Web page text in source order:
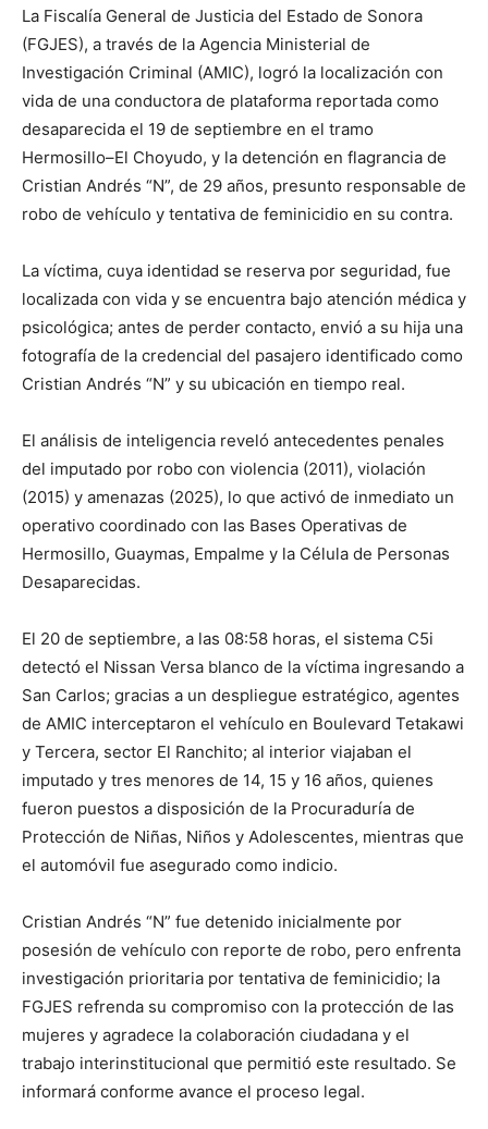
La Fiscalía General de Justicia del Estado de Sonora
(FGJES), a través de la Agencia Ministerial de
Investigación Criminal (AMIC), logró la localización con
vida de una conductora de plataforma reportada como
desaparecida el 19 de septiembre en el tramo
Hermosillo–El Choyudo, y la detención en flagrancia de
Cristian Andrés “N”, de 29 años, presunto responsable de
robo de vehículo y tentativa de feminicidio en su contra.
La víctima, cuya identidad se reserva por seguridad, fue
localizada con vida y se encuentra bajo atención médica y
psicológica; antes de perder contacto, envió a su hija una
fotografía de la credencial del pasajero identificado como
Cristian Andrés “N” y su ubicación en tiempo real.
El análisis de inteligencia reveló antecedentes penales
del imputado por robo con violencia (2011), violación
(2015) y amenazas (2025), lo que activó de inmediato un
operativo coordinado con las Bases Operativas de
Hermosillo, Guaymas, Empalme y la Célula de Personas
Desaparecidas.
El 20 de septiembre, a las 08:58 horas, el sistema C5i
detectó el Nissan Versa blanco de la víctima ingresando a
San Carlos; gracias a un despliegue estratégico, agentes
de AMIC interceptaron el vehículo en Boulevard Tetakawi
y Tercera, sector El Ranchito; al interior viajaban el
imputado y tres menores de 14, 15 y 16 años, quienes
fueron puestos a disposición de la Procuraduría de
Protección de Niñas, Niños y Adolescentes, mientras que
el automóvil fue asegurado como indicio.
Cristian Andrés “N” fue detenido inicialmente por
posesión de vehículo con reporte de robo, pero enfrenta
investigación prioritaria por tentativa de feminicidio; la
FGJES refrenda su compromiso con la protección de las
mujeres y agradece la colaboración ciudadana y el
trabajo interinstitucional que permitió este resultado. Se
informará conforme avance el proceso legal.